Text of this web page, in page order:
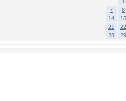
1
7
8
14
15
21
22
28
29